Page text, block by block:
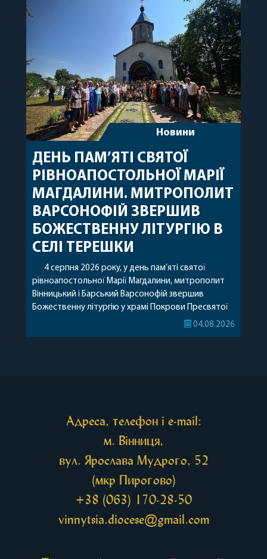
особливі молитви за мир в Україні, за воїнів, які
Новини
ДЕНЬ ПАМ’ЯТІ СВЯТОЇ
РІВНОАПОСТОЛЬНОЇ МАРІЇ
МАГДАЛИНИ. МИТРОПОЛИТ
ВАРСОНОФІЙ ЗВЕРШИВ
БОЖЕСТВЕННУ ЛІТУРГІЮ В
СЕЛІ ТЕРЕШКИ
4 серпня 2026 року, у день пам’яті святої
рівноапостольної Марії Магдалини, митрополит
Вінницький і Барський Варсонофій звершив
Божественну літургію у храмі Покрови Пресвятої
Богородиці села Терешки Барського благочиння.
04.08.2026
Адреса, телефон і e-mail:
м. Вінниця,
вул. Ярослава Мудрого, 52
(мкр Пирогово)
+38 (063) 170-28-50
vinnytsia.diocese@gmail.com